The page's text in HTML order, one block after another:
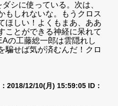
シに使っている。次は、
もしれないな。もうクロス
ほしい！よくもまあ、ああ
ことができる神経に呆れて
の工藤総一郎は雲隠れし
騙せば気が済むんだ！クロ
2018/12/10(月) 15:59:05 ID：